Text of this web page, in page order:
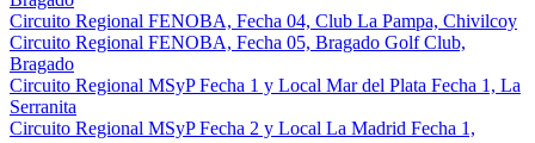
Circuito Regional FENOBA, Fecha 04, Club La Pampa, Chivilcoy
Circuito Regional FENOBA, Fecha 05, Bragado Golf Club,
Bragado
Circuito Regional MSyP Fecha 1 y Local Mar del Plata Fecha 1, La
Serranita
Circuito Regional MSyP Fecha 2 y Local La Madrid Fecha 1,